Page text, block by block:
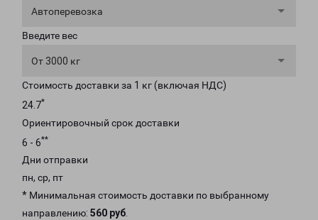
Автоперевозка
Введите вес
От 3000 кг
Стоимость доставки за 1 кг (включая НДС)
24.7*
Ориентировочный срок доставки
6 - 6**
Дни отправки
пн, ср, пт
* Минимальная стоимость доставки по выбранному
направлению: 560 руб.